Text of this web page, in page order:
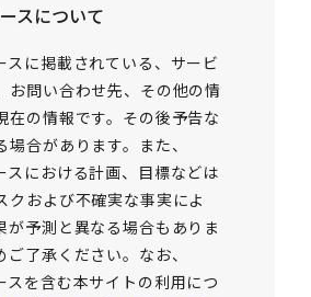
スについて
スに掲載されている、サービ
お問い合わせ先、その他の情
在の情報です。その後予告な
場合があります。また、
スにおける計画、目標などは
クおよび不確実な事実によ
が予測と異なる場合もありま
了承ください。なお、
スを含む本サイトの利用につ